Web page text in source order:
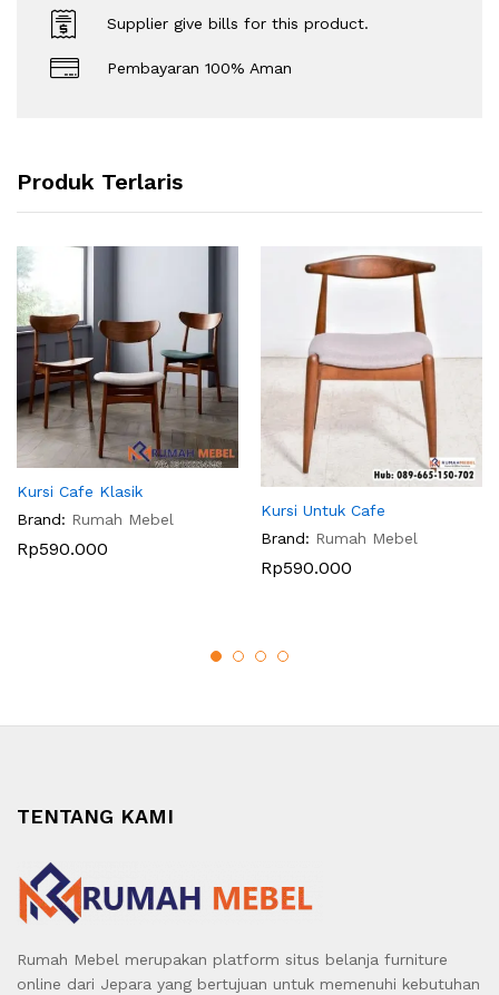
Supplier give bills for this product.
Pembayaran 100% Aman
Produk Terlaris
Kursi Cafe Klasik
Brand: Rumah Mebel
Rp590.000
Kursi Untuk Cafe
Brand: Rumah Mebel
Rp590.000
TENTANG KAMI
Rumah Mebel merupakan platform situs belanja furniture
online dari Jepara yang bertujuan untuk memenuhi kebutuhan